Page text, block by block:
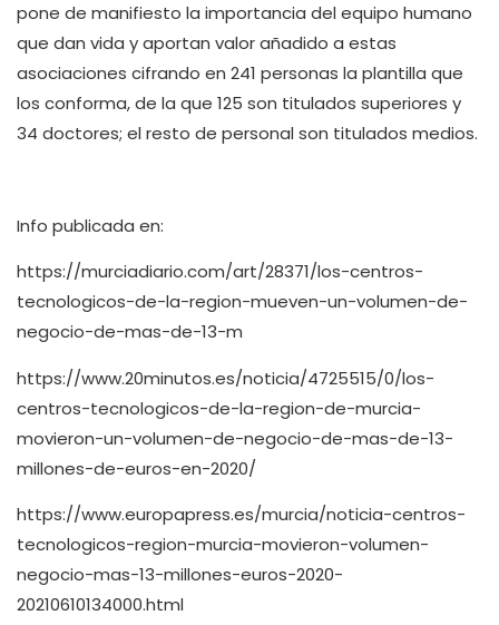
pone de manifiesto la importancia del equipo humano
que dan vida y aportan valor añadido a estas
asociaciones cifrando en 241 personas la plantilla que
los conforma, de la que 125 son titulados superiores y
34 doctores; el resto de personal son titulados medios.
Info publicada en:
https://murciadiario.com/art/28371/los-centros-
tecnologicos-de-la-region-mueven-un-volumen-de-
negocio-de-mas-de-13-m
https://www.20minutos.es/noticia/4725515/0/los-
centros-tecnologicos-de-la-region-de-murcia-
movieron-un-volumen-de-negocio-de-mas-de-13-
millones-de-euros-en-2020/
https://www.europapress.es/murcia/noticia-centros-
tecnologicos-region-murcia-movieron-volumen-
negocio-mas-13-millones-euros-2020-
20210610134000.html